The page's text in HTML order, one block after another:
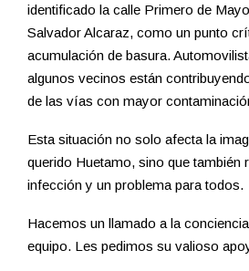
identificado la calle Primero de
Salvador Alcaraz, como un punto
acumulación de basura.
algunos vecinos están
de las vías con mayor
Esta situación no solo afecta la
querido Huetamo, sino que también
infección y un problema para todos.
Hacemos un llamado a la
equipo. Les pedimos su valioso